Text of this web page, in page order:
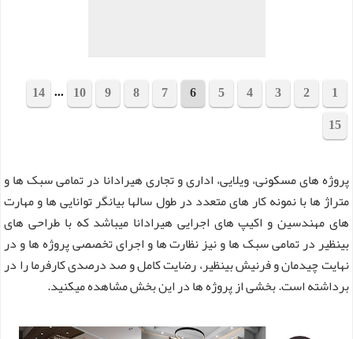
1
2
3
4
5
6
7
8
9
10
...
14
15
پروژه های مسکونی، ویلایی، اداری و تجاری هیرادانا در تمامی سبک ها و
متراژ ها با نمونه کار های متعدد در طول سالها بیانگر توانایی ها و مهارت
های مهندسین و اکیپ های اجرایی هیرادانا میباشد که با طراحی های
بینظیر در تمامی سبک ها و نیز نظارت ها و اجرای تخصصی پروژه ها و در
نهایت چیدمان و فرنیش بینظیر، رضایت کامل و صد درصدی کارفرما را در
برداشته است. بخشی از پروژه ها در این بخش مشاهده میکنید.